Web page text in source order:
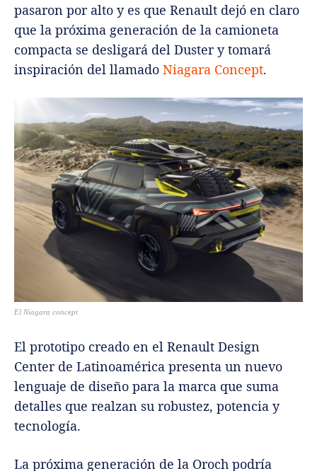
pasaron por alto y es que Renault dejó en claro
que la próxima generación de la camioneta
compacta se desligará del Duster y tomará
inspiración del llamado Niagara Concept.
El Niagara concept
El prototipo creado en el Renault Design
Center de Latinoamérica presenta un nuevo
lenguaje de diseño para la marca que suma
detalles que realzan su robustez, potencia y
tecnología.
La próxima generación de la Oroch podría